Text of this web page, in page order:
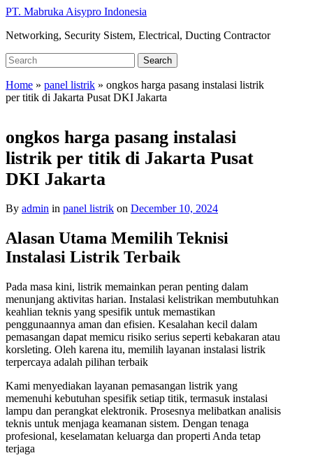
Skip
main
PT. Mabruka Aisypro Indonesia
Networking, Security Sistem, Electrical, Ducting Contractor
Search
for:
Search
Home » panel listrik » ongkos harga pasang instalasi listrik
per titik di Jakarta Pusat DKI Jakarta
ongkos harga pasang instalasi
listrik per titik di Jakarta Pusat
DKI Jakarta
By admin in panel listrik on December 10, 2024
Alasan Utama Memilih Teknisi
Instalasi Listrik Terbaik
Pada masa kini, listrik memainkan peran penting dalam
menunjang aktivitas harian. Instalasi kelistrikan membutuhkan
keahlian teknis yang spesifik untuk memastikan
penggunaannya aman dan efisien. Kesalahan kecil dalam
pemasangan dapat memicu risiko serius seperti kebakaran atau
korsleting. Oleh karena itu, memilih layanan instalasi listrik
terpercaya adalah pilihan terbaik
Kami menyediakan layanan pemasangan listrik yang
memenuhi kebutuhan spesifik setiap titik, termasuk instalasi
lampu dan perangkat elektronik. Prosesnya melibatkan analisis
teknis untuk menjaga keamanan sistem. Dengan tenaga
profesional, keselamatan keluarga dan properti Anda tetap
terjaga